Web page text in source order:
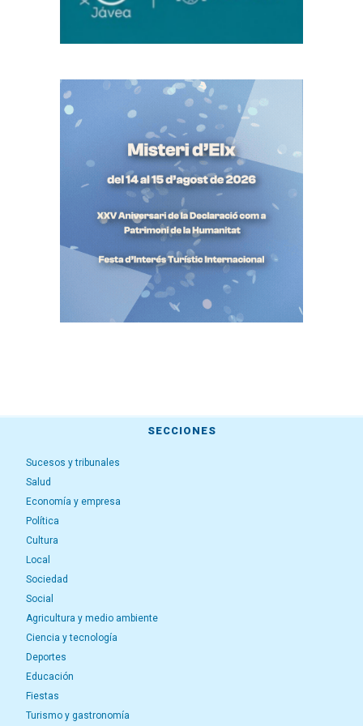
SECCIONES
Sucesos y tribunales
Salud
Economía y empresa
Política
Cultura
Local
Sociedad
Social
Agricultura y medio ambiente
Ciencia y tecnología
Deportes
Educación
Fiestas
Turismo y gastronomía